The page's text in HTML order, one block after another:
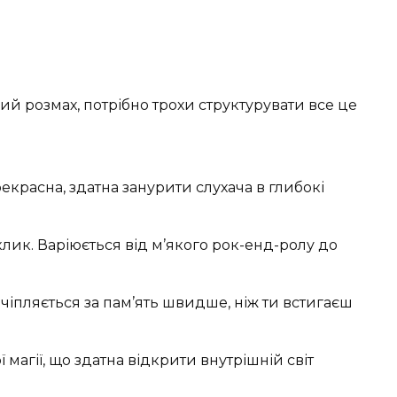
потрібно трохи структурувати все це
здатна занурити слухача в глибокі
Варіюється від м’якого рок-енд-ролу до
за пам’ять швидше, ніж ти встигаєш
що здатна відкрити внутрішній світ